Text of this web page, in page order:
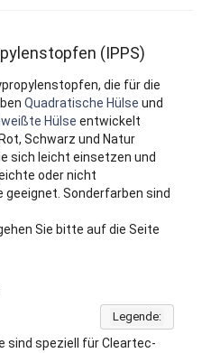
(IPPS)
die für die
Quadratische Hülse und
Hülse entwickelt
Schwarz und Natur
sich leicht einsetzen und
oder nicht
Sonderfarben sind
Sie bitte auf die Seite
Legende:
sind speziell für Cleartec-